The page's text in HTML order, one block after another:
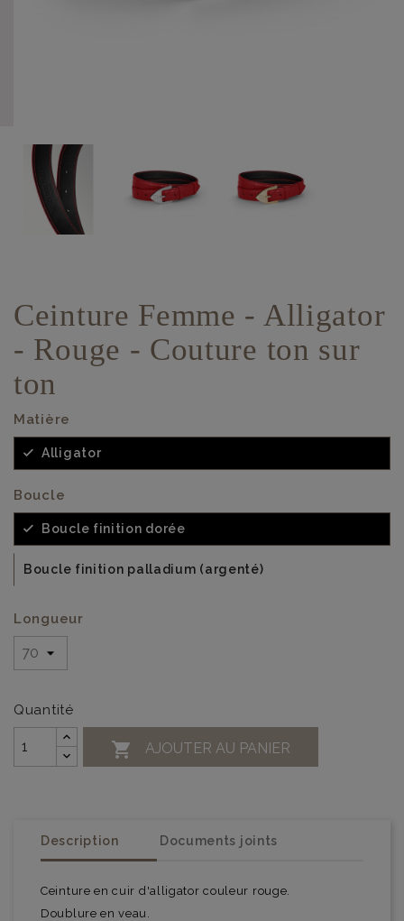
Ceinture Femme - Alligator
- Rouge - Couture ton sur
ton
Matière
Alligator
Boucle
Boucle finition dorée
Boucle finition palladium (argenté)
Longueur
Quantité
 AJOUTER AU PANIER
Description Documents joints
Ceinture en cuir d'alligator couleur rouge.
Doublure en veau.